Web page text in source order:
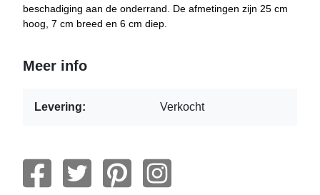
beschadiging aan de onderrand. De afmetingen zijn 25 cm
hoog, 7 cm breed en 6 cm diep.
Meer info
Levering: Verkocht